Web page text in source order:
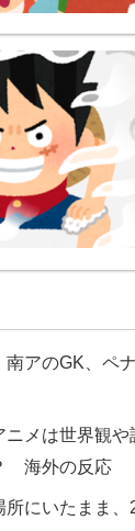
明か！」日本
人のラーメン
ジョン・オル
るの？ → 「脳
をできるポテ
2027年に次
舛添元東京都
南アのGK、ペ
ニメは世界観
海外の反応
所にいたまま